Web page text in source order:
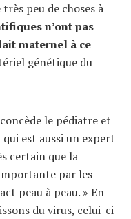
peu de choses à
n’ont pas
maternel à ce
génétique du
le pédiatre et
est aussi un expert
certain que la
par les
peau à peau. » En
du virus, celui-ci